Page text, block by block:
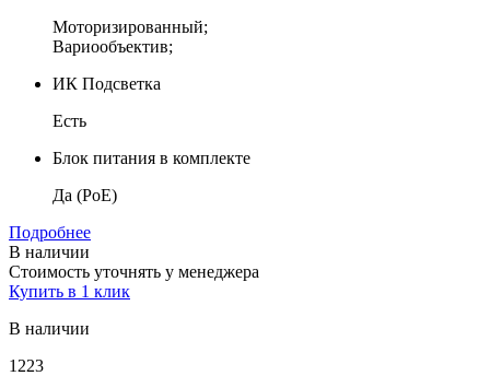
Моторизированный;
Вариообъектив;
ИК Подсветка
Есть
Блок питания в комплекте
Да (PoE)
Подробнее
В наличии
Стоимость уточнять у менеджера
Купить в 1 клик
В наличии
1223